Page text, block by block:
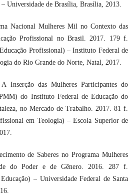
Universidade de Brasília, Brasília, 2013.
Nacional Mulheres Mil no Contexto das
Profissional no Brasil. 2017. 179 f.
Profissional) – Instituto Federal de
do Rio Grande do Norte, Natal, 2017.
Inserção das Mulheres Participantes do
do Instituto Federal de Educação do
no Mercado de Trabalho. 2017. 81 f.
em Teologia) – Escola Superior de
de Saberes no Programa Mulheres
do Poder e de Gênero. 2016. 287 f.
– Universidade Federal de Santa